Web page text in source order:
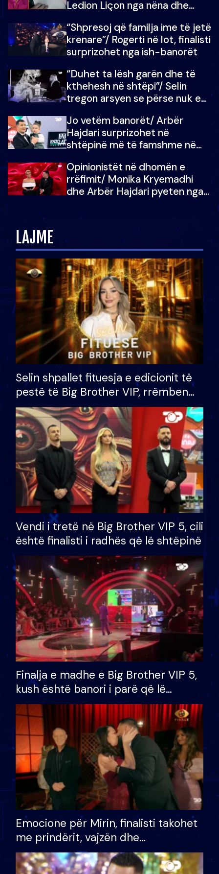
Ledion Liçon nga nëna dhe
mban dot lotët: Nuk meritoj…
“Shpresoj që familja ime të jetë
krenare”/ Rogerti në lot, finalisti
surprizohet nga ish-banorët
“Duhet ta lësh garën dhe të
kthehesh në shtëpi”/ Selin
tregon arsyen se përse nuk e
çoja luftën time deri në fund
Jo vetëm banorët/ Arbër
Hajdari surprizohet në
shtëpinë më të famshme në
vajzën e tij
Opinionistët në dhomën e
rrëfimit/ Monika Kryemadhi
dhe Arbër Hajdari pyeten nga
zëvendësonit njëri-tjetrin?
LAJME
Selin shpallet fituesja e edicionit të
pestë të Big Brother VIP, rrëmben
çmimin e madh prej 100 mijë eurosh
Vendi i tretë në Big Brother VIP 5, cili
është finalisti i radhës që lë shtëpinë
Finalja e madhe e Big Brother VIP 5,
kush është banori i parë që lë
shtëpinë dhe humb mundësinë për
të fituar çmimin e madh
Emocione për Mirin, finalisti takohet
me prindërit, vajzën dhe
bashkëshorten: S’kemi ndonjë letër
divorci apo jo?